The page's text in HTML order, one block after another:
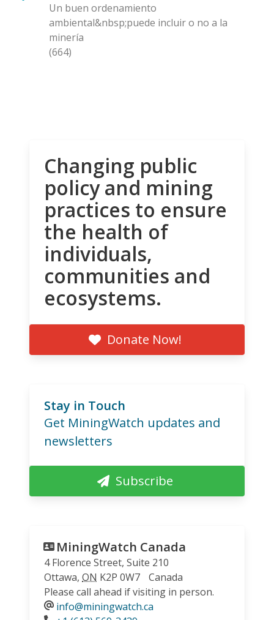
Un buen ordenamiento
ambiental&nbsp;puede incluir o no a la
minería
(664)
Changing public
policy and mining
practices to ensure
the health of
individuals,
communities and
ecosystems.
Donate Now!
Stay in Touch
Get MiningWatch updates and
newsletters
Subscribe
MiningWatch Canada
4 Florence Street, Suite 210
Ottawa, ON K2P 0W7
Canada
Please call ahead if visiting in person.
info@miningwatch.ca